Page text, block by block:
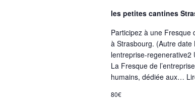
les petites cantines
Participez à une Fresque
à Strasbourg. (Autre
lentreprise-regenerative2
La Fresque de
humains, dédiée aux…
80€